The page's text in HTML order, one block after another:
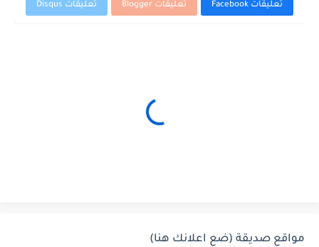
تعليقات Facebook تعليقات Blogger تعليقات Disqus
مواقع صديقة (ضع اعلانك هنا)